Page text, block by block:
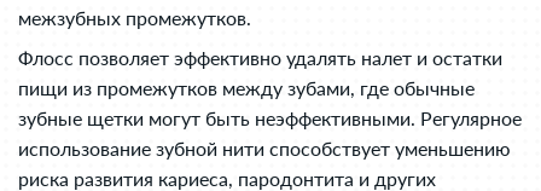
межзубных промежутков.
Флосс позволяет эффективно удалять налет и остатки
пищи из промежутков между зубами, где обычные
зубные щетки могут быть неэффективными. Регулярное
использование зубной нити способствует уменьшению
риска развития кариеса, пародонтита и других